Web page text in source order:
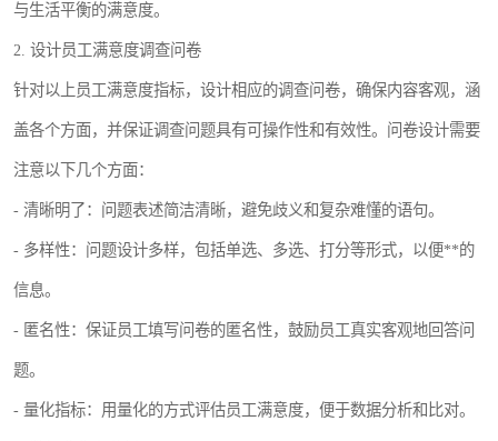
与生活平衡的满意度。
2. 设计员工满意度调查问卷
针对以上员工满意度指标，设计相应的调查问卷，确保内容客观，涵
盖各个方面，并保证调查问题具有可操作性和有效性。问卷设计需要
注意以下几个方面：
- 清晰明了：问题表述简洁清晰，避免歧义和复杂难懂的语句。
- 多样性：问题设计多样，包括单选、多选、打分等形式，以便**的
信息。
- 匿名性：保证员工填写问卷的匿名性，鼓励员工真实客观地回答问
题。
- 量化指标：用量化的方式评估员工满意度，便于数据分析和比对。